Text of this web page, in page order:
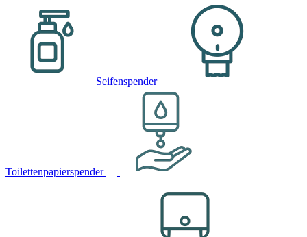
Seifenspender
Toilettenpapierspender